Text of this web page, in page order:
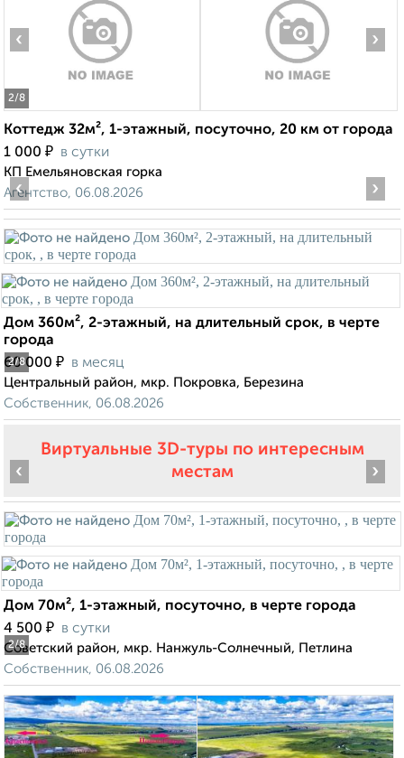
2/8
‹ ›
Коттедж 32м², 1-этажный, посуточно, 20 км от города
1 000 ₽ в сутки
КП Емельяновская горка
Агентство, 06.08.2026
2/8
‹ ›
Дом 360м², 2-этажный, на длительный срок, в черте
города
60 000 ₽ в месяц
Центральный район, мкр. Покровка, Березина
Собственник, 06.08.2026
Виртуальные 3D-туры по интересным
местам
2/8
‹ ›
Дом 70м², 1-этажный, посуточно, в черте города
4 500 ₽ в сутки
Советский район, мкр. Нанжуль-Солнечный, Петлина
Собственник, 06.08.2026